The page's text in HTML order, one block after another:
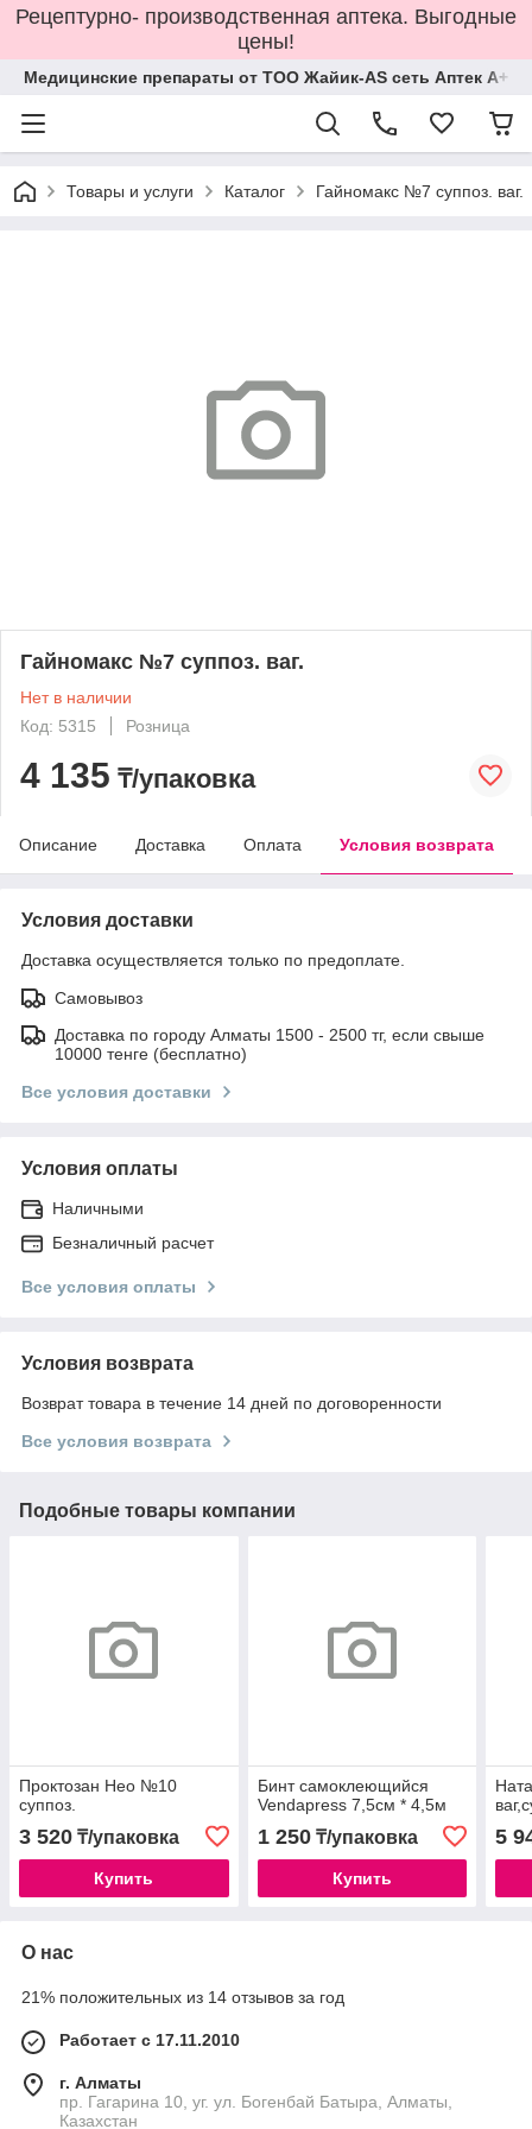
Рецептурно- производственная аптека. Выгодные
цены!
Медицинские препараты от ТОО Жайик-AS сеть Аптек А+
Товары и услуги Каталог Гайномакс №7 суппоз. ваг.
Гайномакс №7 суппоз. ваг.
Нет в наличии
Код: 5315
Розница
4 135 ₸/упаковка
Описание Доставка Оплата Условия возврата
Условия доставки
Доставка осуществляется только по предоплате.
Самовывоз
Доставка по городу Алматы 1500 - 2500 тг, если свыше
10000 тенге (бесплатно)
Все условия доставки
Условия оплаты
Наличными
Безналичный расчет
Все условия оплаты
Условия возврата
Возврат товара в течение 14 дней по договоренности
Все условия возврата
Подобные товары компании
Проктозан Нео №10
суппоз.
3 520 ₸/упаковка
Купить
Бинт самоклеющийся
Vendapress 7,5см * 4,5м
1 250₸/упаковка
Купить
5
О нас
21% положительных из 14 отзывов за год
Работает с 17.11.2010
г. Алматы
пр. Гагарина 10, уг. ул. Богенбай Батыра, Алматы,
Казахстан